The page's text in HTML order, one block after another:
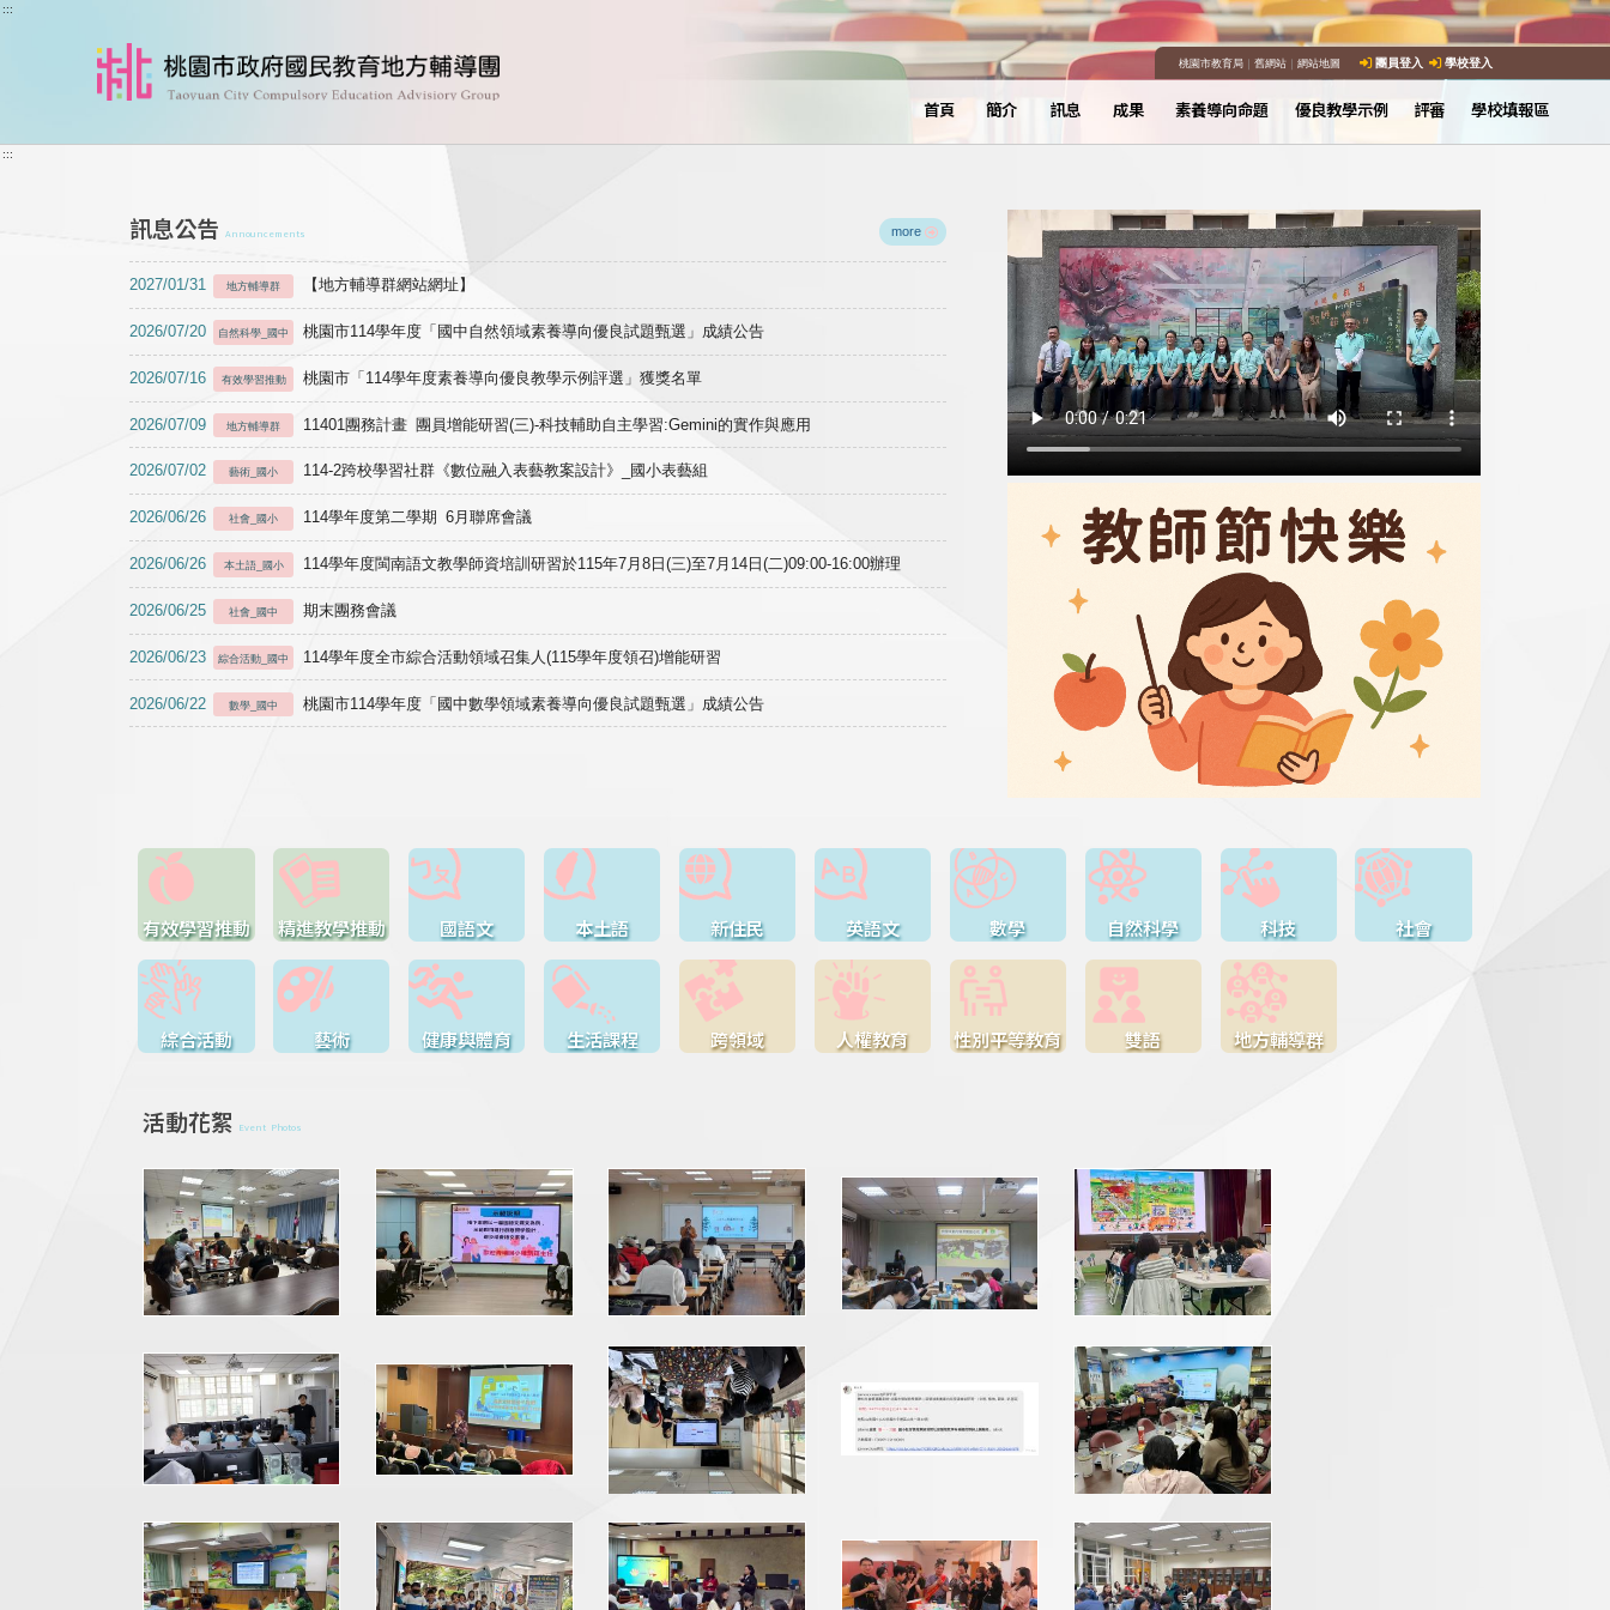
跳到主要內容
:::
桃園市教育局｜ 舊網站｜ 網站地圖 團員登入 學校登入
首頁 簡介 訊息 成果 素養導向命題 優良教學示例 評審 學校填報區
:::
訊息公告 Announcements more
2027/01/31 地方輔導群 【地方輔導群網站網址】
2026/07/20 自然科學_國中 桃園市114學年度「國中自然領域素養導向優良試題甄選」成績公告
2026/07/16 有效學習推動 桃園市「114學年度素養導向優良教學示例評選」獲獎名單
2026/07/09 地方輔導群 11401團務計畫 團員增能研習(三)-科技輔助自主學習:Gemini的實作與應用
2026/07/02 藝術_國小 114-2跨校學習社群《數位融入表藝教案設計》_國小表藝組
2026/06/26 社會_國小 114學年度第二學期 6月聯席會議
2026/06/26 本土語_國小 114學年度閩南語文教學師資培訓研習於115年7月8日(三)至7月14日(二)09:00-16:00辦理
2026/06/25 社會_國中 期末團務會議
2026/06/23 綜合活動_國中 114學年度全市綜合活動領域召集人(115學年度領召)增能研習
2026/06/22 數學_國中 桃園市114學年度「國中數學領域素養導向優良試題甄選」成績公告
有效學習推動 精進教學推動 國語文 本土語 新住民 英語文 數學 自然科學 科技 社會
綜合活動 藝術 健康與體育 生活課程 跨領域 人權教育 性別平等教育 雙語 地方輔導群
活動花絮 Event Photos